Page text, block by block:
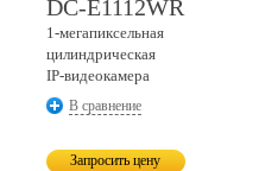
DC-E1112WR
1-мегапиксельная
цилиндрическая
IP-видеокамера
В сравнение
Запросить цену